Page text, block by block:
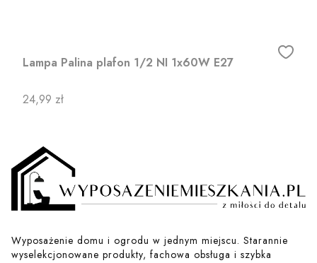
Lampa Palina plafon 1/2 NI 1x60W E27
Cena
24,99 zł
Wyposażenie domu i ogrodu w jednym miejscu. Starannie
wyselekcjonowane produkty, fachowa obsługa i szybka